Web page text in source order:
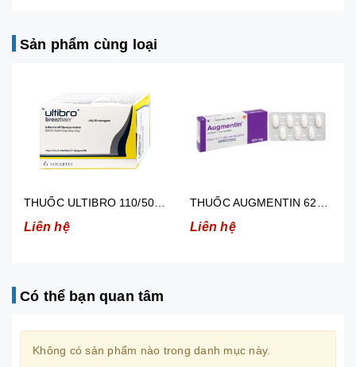
Sản phẩm cùng loại
THUỐC AUGMENTIN 625MG (2 VỈ X 7 VIÊN )
Liên hệ Liên hệ
Có thể bạn quan tâm
Không có sản phẩm nào trong danh mục này.